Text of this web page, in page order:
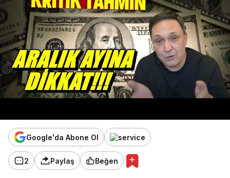
Google'da Abone Ol
2 Paylaş Beğen